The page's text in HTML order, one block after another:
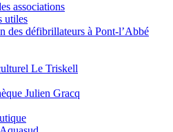
associations
utiles
des défibrillateurs à Pont-l’Abbé
Le Triskell
Julien Gracq